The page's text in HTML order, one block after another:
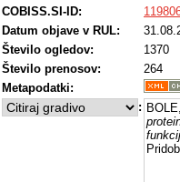
COBISS.SI-ID:
Datum objave v RUL:
Število ogledov:
1370
Število prenosov:
264
Metapodatki:
: